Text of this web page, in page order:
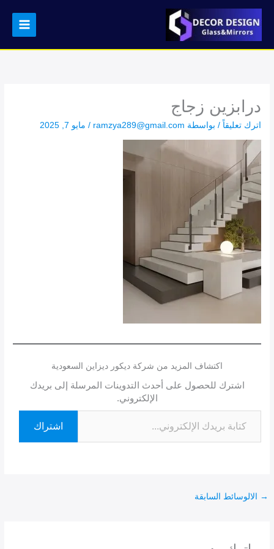
المحتوى
درابزين زجاج
اترك تعليقاً / بواسطة ramzya289@gmail.com
/ مايو 7, 2025
اكتشاف المزيد من شركة ديكور ديزاين السعودية
اشترك للحصول على أحدث التدوينات المرسلة إلى بريدك
الإلكتروني.
اشتراك
→ الالوسائط السابقة